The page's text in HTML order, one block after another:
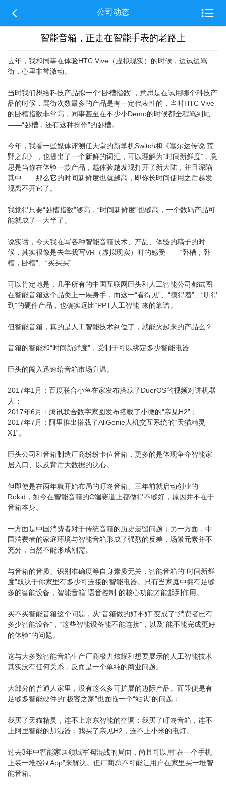
 公司动态 
智能音箱，正走在智能手表的老路上
去年，我和同事在体验HTC Vive（虚拟现实）的时候，边试边骂
街，心里非常激动。
当时我们想给科技产品拟一个“卧槽指数”，意思是在试用哪个科技产
品的时候，骂街次数最多的产品是有一定代表性的，当时HTC Vive
的卧槽指数非常高，同事甚至在不少小Demo的时候都全程骂到尾
——“卧槽，还有这种操作”的卧槽。
今年，我看一些媒体评测任天堂的新掌机Switch和《塞尔达传说 荒
野之息》，也提出了一个新鲜的词汇，可以理解为“时间新鲜度”，意
思是当你在体验一款产品，越体验越发现打开了新大陆，并且深陷
其中……那么它的时间新鲜度也就越高，即你长时间使用之后越发
现离不开它了。
我觉得只要“卧槽指数”够高，“时间新鲜度”也够高，一个数码产品可
能就成了一大半了。
说实话，今天我在写各种智能音箱技术、产品、体验的稿子的时
候，其实很像是去年我写VR（虚拟现实）时的感受——“卧槽，卧
槽，卧槽”、“买买买”……
可以肯定地是，几乎所有的中国互联网巨头和人工智能公司都试图
在智能音箱这个品类上一展身手，而这一“看得见”、“摸得着”、“听得
到”的硬件产品，也确实远比“PPT人工智能”来的靠谱。
但智能音箱，真的是人工智能技术到位了，就能火起来的产品么？
音箱的智能和“时间新鲜度”，受制于可以绑定多少智能电器……
巨头的闯入迅速给音箱市场升温。
2017年1月：百度联合小鱼在家发布搭载了DuerOS的视频对讲机器
人；
2017年6月：腾讯联合数字家圆发布搭载了小微的“亲见H2”；
2017年7月：阿里推出搭载了AliGenie人机交互系统的“天猫精灵
X1”。
巨头公司和音箱制造厂商纷纷卡位音箱，更多的是体现争夺智能家
居入口、以及背后大数据的决心。
但即使是在两年就开始布局的叮咚音箱、三年前就启动创业的
Rokid，如今在智能音箱的C端赛道上都做得不够好，原因并不在于
音箱本身。
一方面是中国消费者对于传统音箱的历史遗留问题；另一方面，中
国消费者的家庭环境与智能音箱形成了强烈的反差，场景元素并不
充分，自然不能形成刚需。
与音箱的音质、识别准确度等自身素质无关，智能音箱的“时间新鲜
度”取决于你家里有多少可连接的智能电器。只有当家庭中拥有足够
多的智能设备，智能音箱“语音控制”的核心功能才能起到作用。
买不买智能音箱这个问题，从“音箱做的好不好”变成了“消费者已有
多少智能设备”，“这些智能设备能不能连接”，以及“能不能完成更好
的体验”的问题。
这与大多数智能音箱生产厂商极力炫耀和想要展示的人工智能技术
其实没有任何关系，反而是一个单纯的商业问题。
大部分的普通人家里，没有这么多可扩展的边际产品。而即便是有
足够多智能硬件的“极客之家”也面临一个“站队”的问题：
我买了天猫精灵，连不上京东智能的空调；我买了叮咚音箱，连不
上阿里智能的加湿器；我买了亲见H2，连不上小米的电灯。
过去3年中智能家居领域军阀混战的局面，尚且可以用“在一个手机
上装一堆控制App”来解决。但厂商总不可能让用户在家里买一堆智
能音箱。